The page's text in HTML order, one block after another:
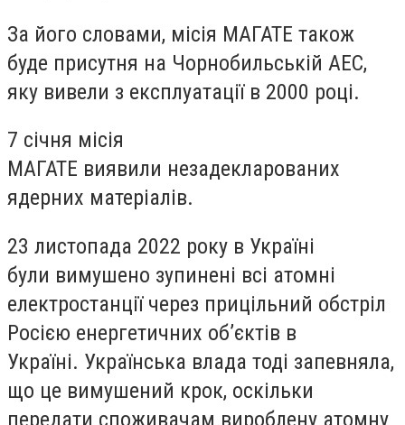
За його словами, місія МАГАТЕ також
буде присутня на Чорнобильській АЕС,
яку вивели з експлуатації в 2000 році.
7 січня місія
МАГАТЕ виявили незадекларованих
ядерних матеріалів.
23 листопада 2022 року в Україні
були вимушено зупинені всі атомні
електростанції через прицільний обстріл
Росією енергетичних об’єктів в
Україні. Українська влада тоді запевняла,
що це вимушений крок, оскільки
передати споживачам вироблену атомну